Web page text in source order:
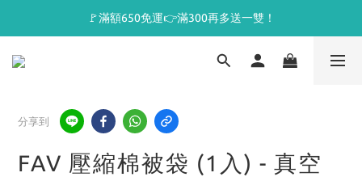
🚩滿額650免運👉滿300再多送一雙！
分享到
FAV 壓縮棉被袋 (1入) - 真空